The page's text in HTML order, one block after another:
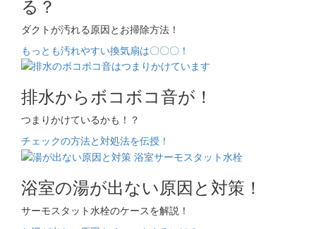
る？
ダクトが汚れる原因とお掃除方法！
もっとも汚れやすい換気扇は〇〇〇！
排水からボコボコ音が！
つまりかけているかも！？
チェックの方法と対処法を伝授！
浴室の湯が出ない原因と対策！
サーモスタット水栓のケースを解説！